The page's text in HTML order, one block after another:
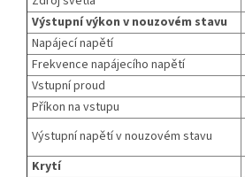
Výstupní výkon v nouzovém stavu
Napájecí napětí
Frekvence napájecího napětí
Vstupní proud
Příkon na vstupu
Výstupní napětí v nouzovém stavu
Krytí